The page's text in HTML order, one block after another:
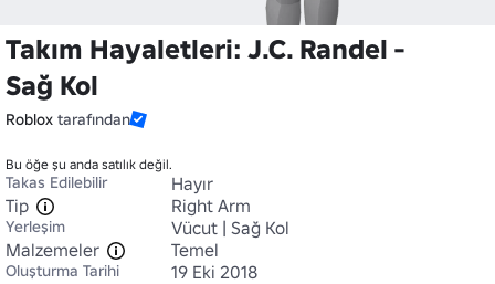
Takım Hayaletleri: J.C. Randel -
Sağ Kol
Roblox tarafından
Bu öğe şu anda satılık değil.
Takas Edilebilir
Hayır
Tip
Right Arm
Yerleşim
Vücut | Sağ Kol
Malzemeler
Temel
Oluşturma Tarihi 19 Eki 2018